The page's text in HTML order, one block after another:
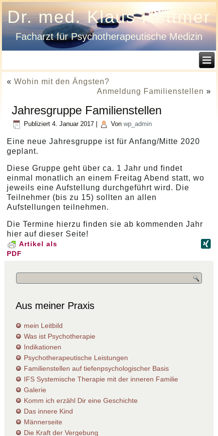
Dr. med. Klaus Hettmer
Facharzt für Psychotherapeutische Medizin
«Wohin mit den Ängsten?
Anmeldung Familienstellen »
Jahresgruppe Familienstellen
Publiziert 4. Januar 2017 Von wp_admin
Eine neue Jahresgruppe ist für Anfang/Mitte 2020
geplant.
Diese Gruppe geht über ca. 1 Jahr und findet
einmal monatlich an einem Freitag Abend statt, wo
jeweils eine Aufstellung durchgeführt wird. Die
Teilnehmer (bis zu 15) sollten an allen
Aufstellungen teilnehmen.
Die Termine hierzu finden sie ab kommenden Jahr
hier auf dieser Seite!
Artikel als
PDF
Aus meiner Praxis
mein Leitbild
Was ist Psychotherapie
Indikationen
Psychotherapeutische Leistungen
Familienstellen auf tiefenpsychologischer Basis
IFS Systemische Therapie mit der inneren Familie
Galerie
Komm ich erzähl Dir eine Geschichte
Das innere Kind
Männerseite
Die Kraft der Vergebung